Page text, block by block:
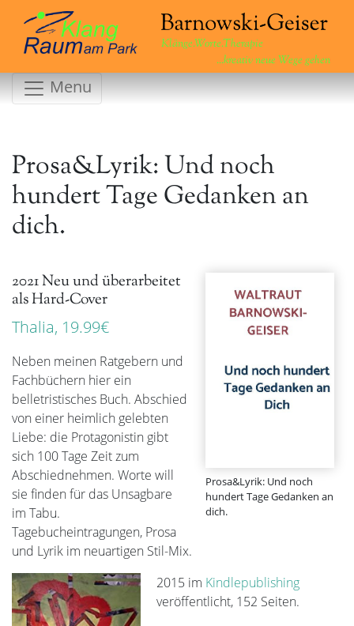
Klänge.Worte.Therapie
...kreativ neue Wege gehen
Menu
Prosa&Lyrik: Und noch
hundert Tage Gedanken an
dich.
Prosa&Lyrik: Und noch
hundert Tage Gedanken an
dich.
2021 Neu und überarbeitet
als Hard-Cover
Thalia, 19.99€
Neben meinen Ratgebern und
Fachbüchern hier ein
belletristisches Buch. Abschied
von einer heimlich gelebten
Liebe: die Protagonistin gibt
sich 100 Tage Zeit zum
Abschiednehmen. Worte will
sie finden für das Unsagbare
im Tabu.
Tagebucheintragungen, Prosa
und Lyrik im neuartigen Stil-Mix.
2015 im Kindlepublishing
veröffentlicht, 152 Seiten.